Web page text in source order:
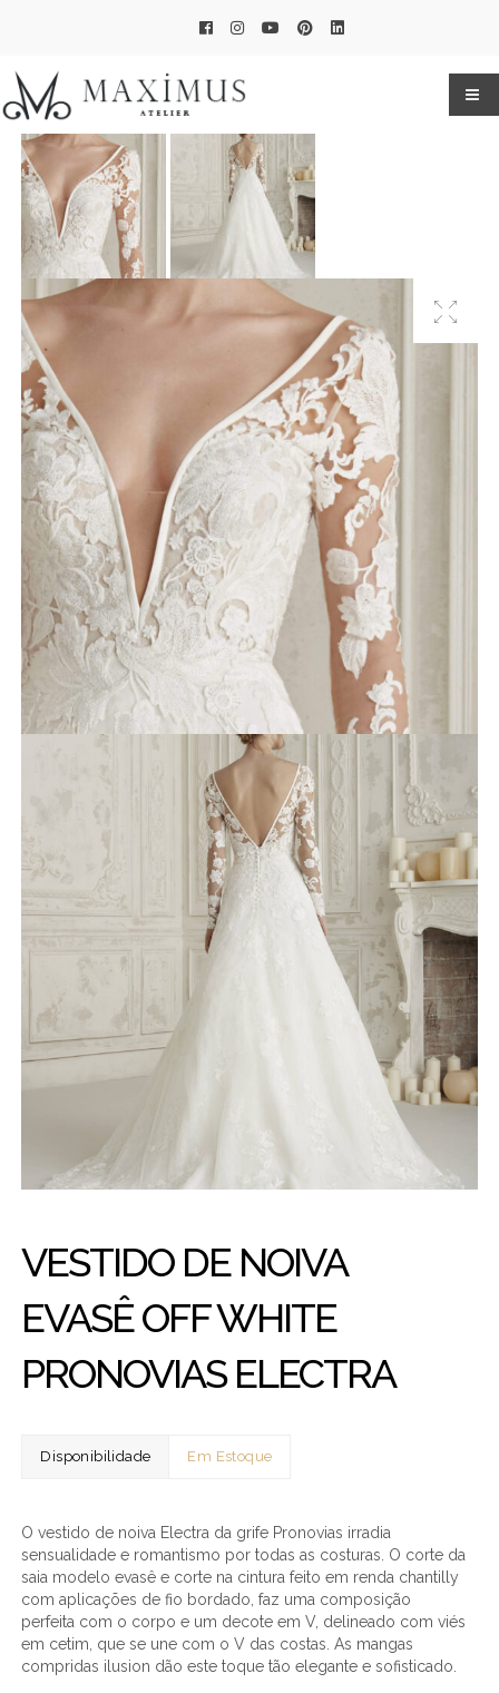
VESTIDO DE NOIVA
EVASÊ OFF WHITE
PRONOVIAS ELECTRA
Disponibilidade Em Estoque
O vestido de noiva Electra da grife Pronovias irradia
sensualidade e romantismo por todas as costuras. O corte da
saia modelo evasê e corte na cintura feito em renda chantilly
com aplicações de fio bordado, faz uma composição
perfeita com o corpo e um decote em V, delineado com viés
em cetim, que se une com o V das costas. As mangas
compridas ilusion dão este toque tão elegante e sofisticado.